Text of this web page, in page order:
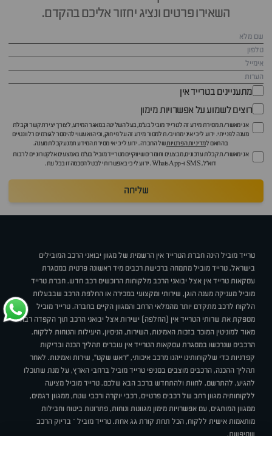
השאירו פרטים ונציג יחזור אליכם בהקדם.
מתעניינים בטרייד אין
רוצים לשמוע על אפשרויות מימון
אני מאשר/ת מסירת מידע זה לטרייד מוביל בע"מ, בעל השליטה במאגר המידע, לצורך יצירת קשר וקבלת
מענה לפנייתי. ידוע לי כי איני מחויב/ת למסור מידע זה על פי חוק, וכי הוא עשוי להימסר לגורמים רלוונטיים
בהתאם למדיניות הפרטיותשל החברה. ידוע לי כי אי מסירת המידע תמנע קבלת מענה.
אני מאשר/ת קבלת עדכונים, מבצעים וחומרים שיווקיים מטרייד מוביל בע"מ באמצעים אלקטרוניים לרבות
דוא״ל, SMS ו-WhatsApp. ידוע לי כי באפשרותי לבטל הסכמה זו בכל עת.
שליחה
טרייד מוביל הינה חברת הטרייד אין הרשמית של מגוון יבואני הרכב המובילים
בישראל. טרייד מוביל מתמחה ברכישת רכבים מיד ראשונה פרטית במסגרת
עסקאות טרייד אין אצל יבואני הרכב מלקוחות הרוכשים רכב חדש. חברת טרייד
מוביל מעניקה מענה הוגן, שירותי ומקצועי במכירה או החלפת הרכב שבבעלות
הלקוח לרכב מתקדם יותר מהמלאי הרחב והמגוון הקיים בחברה. טרייד מוביל
מספקת את שרותי הטרייד אין (החלפה) ישירות אצל יבואני הרכב תוך הקפדה רבה
מאוד למוניטין המוכר בזכות האמינות, השירות, הניסיון, היעילות והנוחות ללקוח.
הרכבים שנרכשו במסגרת עסקאות הטרייד אין עוברים תהליך הכנה ובדיקות
קפדניות כדי שלקוחותינו ייהנו מרכב איכותי, "ראש שקט", שירות ואמינות. לאחר
תהליך ההכנה, הרכבים מוצבים בסניפי טרייד מוביל ברחבי הארץ, על מנת שתוכלו
להגיע, להתרשם, לחוות ולהתחדש ברכב הבא שלכם. טרייד מוביל מציעה
ללקוחותיה מגוון רחב של רכבים פרטיים, רכבי יוקרה ורכבי שטח, ממגוון דגמים,
ממגוון המותגים, עם אפשרויות מימון מגוונות ונוחות, פתרונות ביטוח וחבילות
מותאמות אישית ללקוח, הכל תחת קורת גג אחת. טרייד מוביל – בדיוק הרכב
שחיפשת.